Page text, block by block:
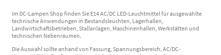
Im DC-Lampen Shop finden Sie E14 AC/DC LED-Leuchtmittel für ausgewählte
technische Anwendungen in Bestandsleuchten, Lagerhallen,
Landwirtschaftsbetrieben, Stallanlagen, Maschinenhallen, Werkstätten und
technischen Nebenräumen.
Die Auswahl sollte anhand von Fassung, Spannungsbereich, AC/DC-